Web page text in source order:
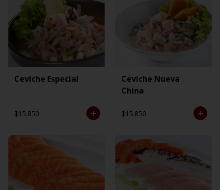
Ceviche Especial
$15.850
Ceviche Nueva
China
$15.850